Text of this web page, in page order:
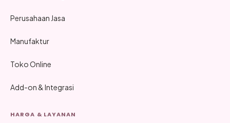
Perusahaan Jasa
Manufaktur
Toko Online
Add-on & Integrasi
HARGA & LAYANAN